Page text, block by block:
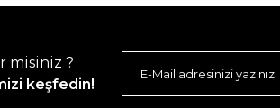
misiniz ?
keşfedin!